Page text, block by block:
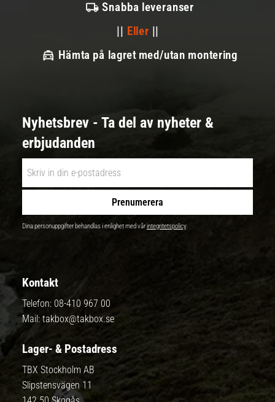
Snabba leveranser
|| Eller ||
Hämta på lagret med/utan montering
Nyhetsbrev - Ta del av nyheter &
erbjudanden
Prenumerera
Dina personuppgifter behandlas i enlighet med vårintegritetspolicy.
Kontakt
Telefon: 08-410 967 00
Mail: takbox@takbox.se
Lager- & Postadress
TBX Stockholm AB
Slipstensvägen 11